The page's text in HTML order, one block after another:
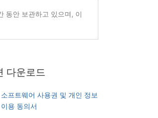
동안 보관하고 있으며, 이
다운로드
소프트웨어 사용권 및 개인 정보
이용 동의서